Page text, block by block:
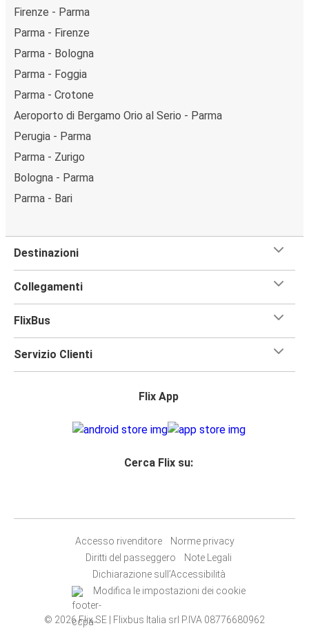
Firenze - Parma
Parma - Firenze
Parma - Bologna
Parma - Foggia
Parma - Crotone
Aeroporto di Bergamo Orio al Serio - Parma
Perugia - Parma
Parma - Zurigo
Bologna - Parma
Parma - Bari
Destinazioni
Collegamenti
FlixBus
Servizio Clienti
Flix App
Cerca Flix su:
Accesso rivenditore
Norme privacy
Diritti del passeggero
Note Legali
Dichiarazione sull’Accessibilità
Modifica le impostazioni dei cookie
© 2026 Flix SE | Flixbus Italia srl P.IVA 08776680962